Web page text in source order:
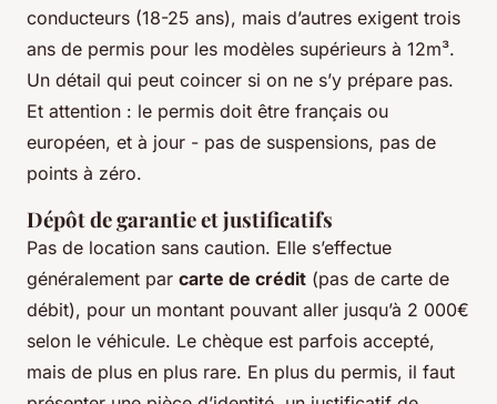
conducteurs (18-25 ans), mais d’autres exigent trois
ans de permis pour les modèles supérieurs à 12m³.
Un détail qui peut coincer si on ne s’y prépare pas.
Et attention : le permis doit être français ou
européen, et à jour - pas de suspensions, pas de
points à zéro.
Dépôt de garantie et justificatifs
Pas de location sans caution. Elle s’effectue
généralement par carte de crédit (pas de carte de
débit), pour un montant pouvant aller jusqu’à 2 000€
selon le véhicule. Le chèque est parfois accepté,
mais de plus en plus rare. En plus du permis, il faut